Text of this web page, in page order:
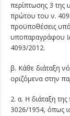
περίπτωσης 3
πρώτου του ν.
προϋποθέσεις
υποπαραγράφου
4093/2012.
β. Κάθε διάταξη
οριζόμενα στην
2. α. Η διάταξη
3026/1954, όπως